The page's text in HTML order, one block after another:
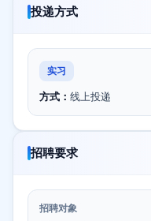
投递方式
实习
方式： 线上投递
招聘要求
招聘对象